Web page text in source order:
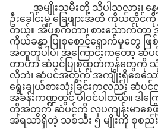
အမျိုးသမီးတို့ သိပါသလား၊
ဦးခေါင်းမှ ခြေဖျားအထိ ကိုယ်တို
တယ်။ အိပ်စက်တာ၊ စားသောက်တာ
ကိုယ်ခန္ဓာ ပြုစုစောင့်ရှောက်မှုတွေ ဖြ
အတူတူပါပဲ၊ အကြောင်းကတော့ ဆံပ
တာဟာ ဆံပင်ပြုစုထုတ်ကုန်တွေကို သုံး
လိုဘဲ၊ ဆံပင်အတွက် အကျိုးရှိစေသေ
ရွေးချယ်စားသုံးခြင်းကလည်း ဆံပ
အခန်းကဏ္ဍတွင် ပါဝင်ပါတယ်။ ဒါကြ
တို့အတွက် ဆံပင်ကို လှပကျန်းမာစေဖို့
အရသာရှိတဲ့ သစ်သီး ၅ မျိုးကို စုစည်း